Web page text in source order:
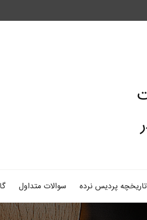
تاریخچه پردیس نرده سوالات متداول